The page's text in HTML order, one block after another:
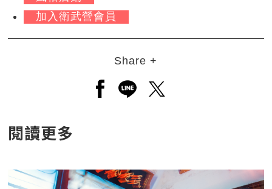
加入衛武營會員
Share +
另開新視窗分享至facebook
另開新視窗分享至line
另開新視窗分享至
閱讀更多